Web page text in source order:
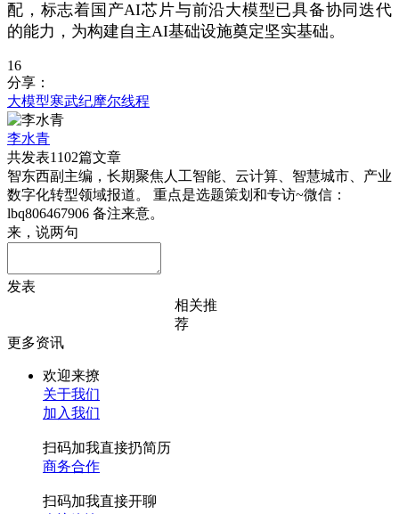
配，标志着国产AI芯片与前沿大模型已具备协同迭代
的能力，为构建自主AI基础设施奠定坚实基础。
16
分享：
大模型寒武纪摩尔线程
李水青
共发表1102篇文章
智东西副主编，长期聚焦人工智能、云计算、智慧城市、产业
数字化转型领域报道。 重点是选题策划和专访~微信：
lbq806467906 备注来意。
来，说两句
发表
相关推
荐
更多资讯
欢迎来撩
关于我们
加入我们
扫码加我直接扔简历
商务合作
扫码加我直接开聊